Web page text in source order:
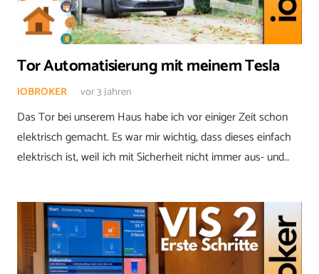
Tor Automatisierung mit meinem Tesla
IOBROKER vor 3 Jahren
Das Tor bei unserem Haus habe ich vor einiger Zeit schon
elektrisch gemacht. Es war mir wichtig, dass dieses einfach
elektrisch ist, weil ich mit Sicherheit nicht immer aus- und…